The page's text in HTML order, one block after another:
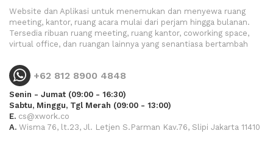
Website dan Aplikasi untuk menemukan dan menyewa ruang
meeting, kantor, ruang acara mulai dari perjam hingga bulanan.
Tersedia ribuan ruang meeting, ruang kantor, coworking space,
virtual office, dan ruangan lainnya yang senantiasa bertambah
+62 812 8900 4848
Senin - Jumat (09:00 - 16:30)
Sabtu, Minggu, Tgl Merah (09:00 - 13:00)
E. cs@xwork.co
A. Wisma 76, lt.23, Jl. Letjen S.Parman Kav.76, Slipi Jakarta 11410